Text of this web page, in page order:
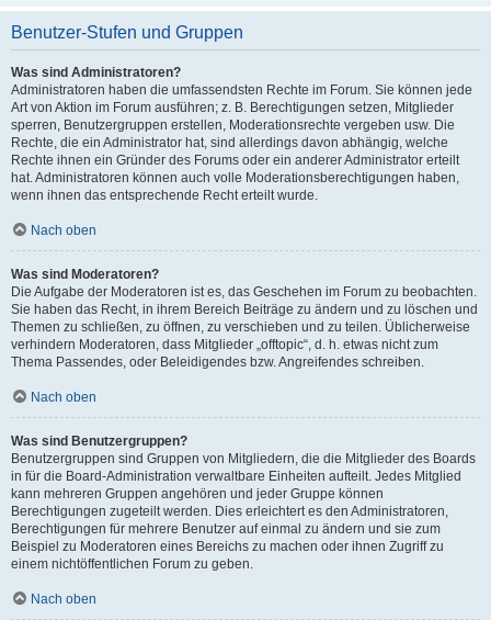
Benutzer-Stufen und Gruppen
Was sind Administratoren?
Administratoren haben die umfassendsten Rechte im Forum. Sie können jede
Art von Aktion im Forum ausführen; z. B. Berechtigungen setzen, Mitglieder
sperren, Benutzergruppen erstellen, Moderationsrechte vergeben usw. Die
Rechte, die ein Administrator hat, sind allerdings davon abhängig, welche
Rechte ihnen ein Gründer des Forums oder ein anderer Administrator erteilt
hat. Administratoren können auch volle Moderationsberechtigungen haben,
wenn ihnen das entsprechende Recht erteilt wurde.
Nach oben
Was sind Moderatoren?
Die Aufgabe der Moderatoren ist es, das Geschehen im Forum zu beobachten.
Sie haben das Recht, in ihrem Bereich Beiträge zu ändern und zu löschen und
Themen zu schließen, zu öffnen, zu verschieben und zu teilen. Üblicherweise
verhindern Moderatoren, dass Mitglieder „offtopic“, d. h. etwas nicht zum
Thema Passendes, oder Beleidigendes bzw. Angreifendes schreiben.
Nach oben
Was sind Benutzergruppen?
Benutzergruppen sind Gruppen von Mitgliedern, die die Mitglieder des Boards
in für die Board-Administration verwaltbare Einheiten aufteilt. Jedes Mitglied
kann mehreren Gruppen angehören und jeder Gruppe können
Berechtigungen zugeteilt werden. Dies erleichtert es den Administratoren,
Berechtigungen für mehrere Benutzer auf einmal zu ändern und sie zum
Beispiel zu Moderatoren eines Bereichs zu machen oder ihnen Zugriff zu
einem nichtöffentlichen Forum zu geben.
Nach oben